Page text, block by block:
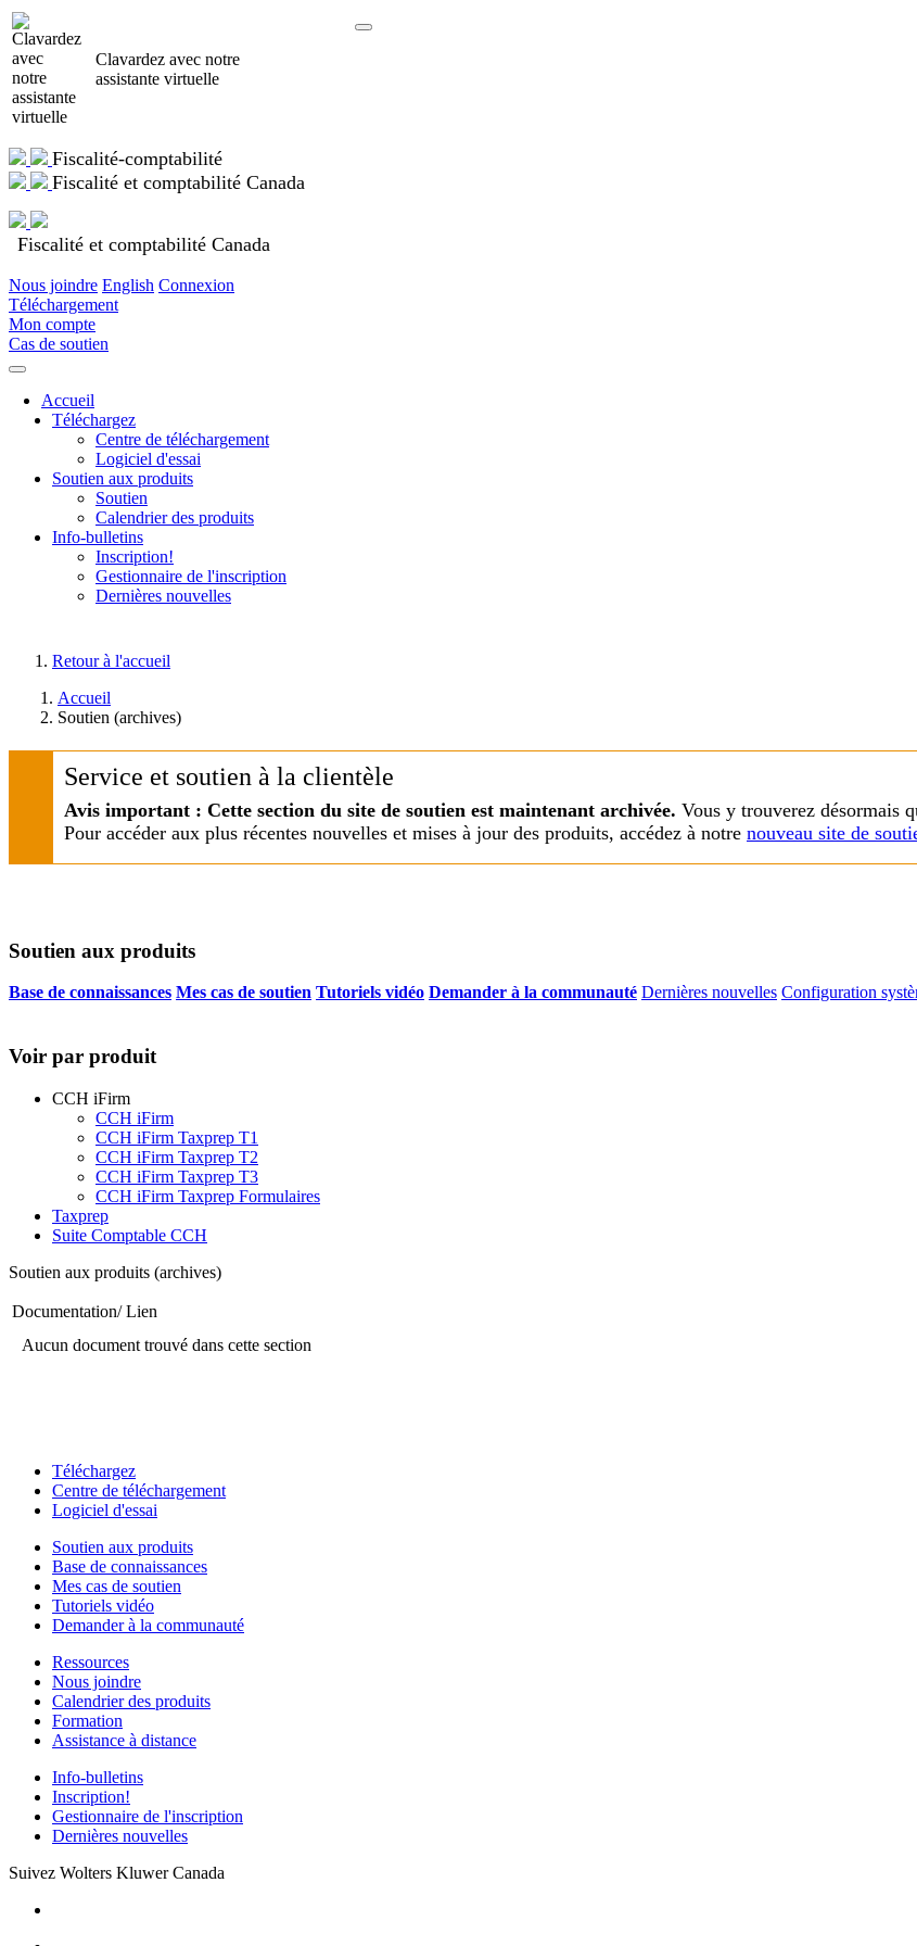
Clavardez avec notre
assistante virtuelle
Fiscalité-comptabilité
Fiscalité et comptabilité Canada
Fiscalité et comptabilité Canada
Nous joindre English Connexion
Téléchargement
Mon compte
Cas de soutien
Accueil
Téléchargez
Centre de téléchargement
Logiciel d'essai
Soutien aux produits
Soutien
Calendrier des produits
Info-bulletins
Inscription!
Gestionnaire de l'inscription
Dernières nouvelles
Retour à l'accueil
Accueil
Soutien (archives)
Service et soutien à la clientèle
Avis important : Cette section du site de soutien est maintenant archivée. Vous y trouverez désormais
Pour accéder aux plus récentes nouvelles et mises à jour des produits, accédez à notre nouveau site de
Soutien aux produits
Base de connaissances Mes cas de soutien Tutoriels vidéo Demander à la communauté Dernières nouvelles Configuration
Voir par produit
CCH iFirm
CCH iFirm
CCH iFirm Taxprep T1
CCH iFirm Taxprep T2
CCH iFirm Taxprep T3
CCH iFirm Taxprep Formulaires
Taxprep
Suite Comptable CCH
Soutien aux produits (archives)
Documentation/ Lien
Aucun document trouvé dans cette section
Téléchargez
Centre de téléchargement
Logiciel d'essai
Soutien aux produits
Base de connaissances
Mes cas de soutien
Tutoriels vidéo
Demander à la communauté
Ressources
Nous joindre
Calendrier des produits
Formation
Assistance à distance
Info-bulletins
Inscription!
Gestionnaire de l'inscription
Dernières nouvelles
Suivez Wolters Kluwer Canada